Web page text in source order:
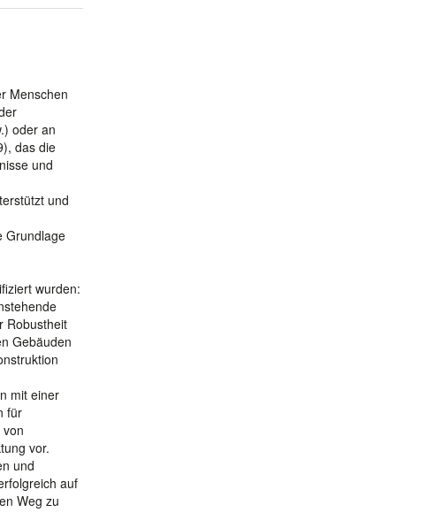
Menschen
oder an
das die
und
und
Grundlage
wurden:
Robustheit
Gebäuden
mit einer
für
vor.
und
auf
Weg zu